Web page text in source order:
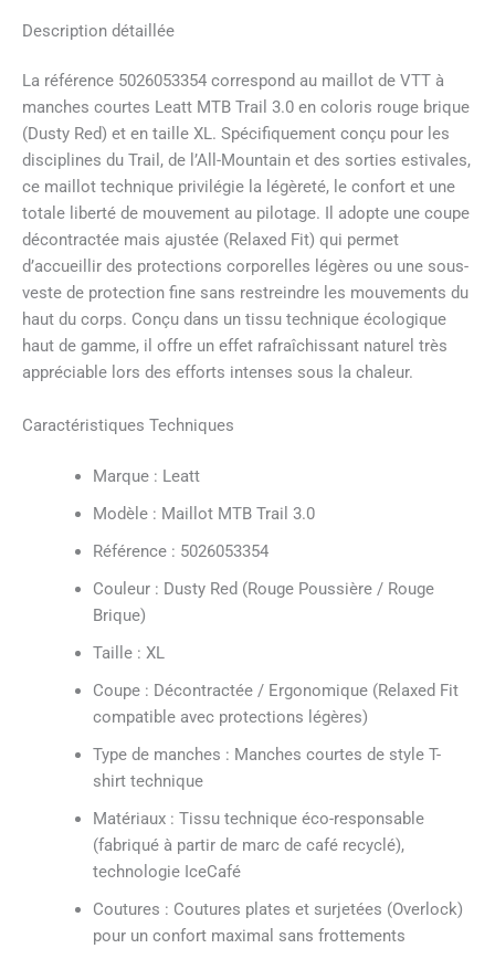
Description détaillée
La référence 5026053354 correspond au maillot de VTT à
manches courtes Leatt MTB Trail 3.0 en coloris rouge brique
(Dusty Red) et en taille XL. Spécifiquement conçu pour les
disciplines du Trail, de l’All-Mountain et des sorties estivales,
ce maillot technique privilégie la légèreté, le confort et une
totale liberté de mouvement au pilotage. Il adopte une coupe
décontractée mais ajustée (Relaxed Fit) qui permet
d’accueillir des protections corporelles légères ou une sous-
veste de protection fine sans restreindre les mouvements du
haut du corps. Conçu dans un tissu technique écologique
haut de gamme, il offre un effet rafraîchissant naturel très
appréciable lors des efforts intenses sous la chaleur.
Caractéristiques Techniques
Marque : Leatt
Modèle : Maillot MTB Trail 3.0
Référence : 5026053354
Couleur : Dusty Red (Rouge Poussière / Rouge
Brique)
Taille : XL
Coupe : Décontractée / Ergonomique (Relaxed Fit
compatible avec protections légères)
Type de manches : Manches courtes de style T-
shirt technique
Matériaux : Tissu technique éco-responsable
(fabriqué à partir de marc de café recyclé),
technologie IceCafé
Coutures : Coutures plates et surjetées (Overlock)
pour un confort maximal sans frottements